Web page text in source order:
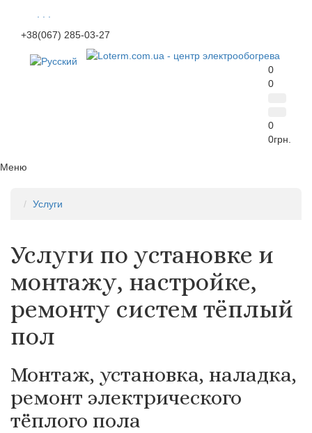
+38(067) 285-03-27
0
0
0
0грн.
Меню
Услуги
Услуги по установке и
монтажу, настройке,
ремонту систем тёплый
пол
Монтаж, установка, наладка,
ремонт электрического
тёплого пола